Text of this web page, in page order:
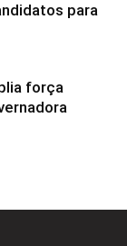
para
força